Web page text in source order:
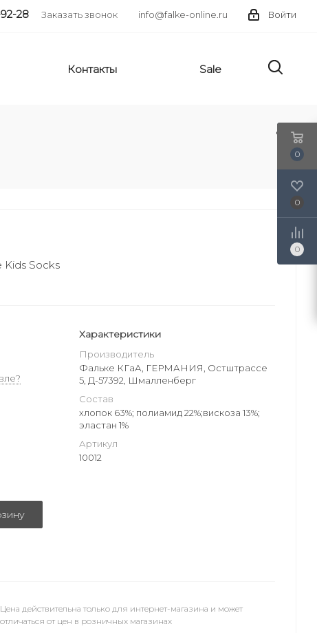
Войти
info@falke-online.ru
28 Заказать звонок
Контакты Sale
Kids Socks
Характеристики
Производитель
Фальке КГаА, ГЕРМАНИЯ, Остштрассе
5, Д-57392, Шмалленберг
Состав
хлопок 63%; полиамид 22%;вискоза 13%;
эластан 1%
Артикул
10012
Цена действительна только для интернет-магазина и может
отличаться от цен в розничных магазинах
0
0
0